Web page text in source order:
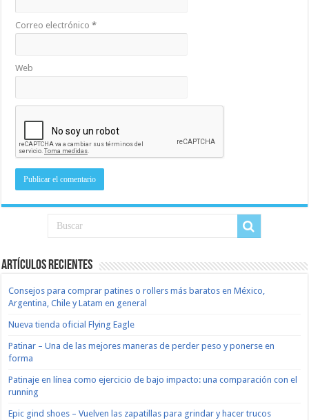
Correo electrónico*
Web
Artículos recientes
Consejos para comprar patines o rollers más baratos en México,
Argentina, Chile y Latam en general
Nueva tienda oficial Flying Eagle
Patinar – Una de las mejores maneras de perder peso y ponerse en
forma
Patinaje en línea como ejercicio de bajo impacto: una comparación con el
running
Epic gind shoes – Vuelven las zapatillas para grindar y hacer trucos